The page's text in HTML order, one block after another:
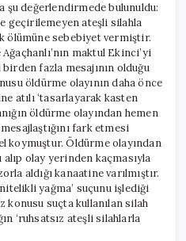
şu değerlendirmede bulunuldu:
geçirilemeyen ateşli silahla
ölümüne sebebiyet vermiştir.
maktul Ekinci’yi
fazla mesajının olduğu
öldürme olayının daha önce
atılı ‘tasarlayarak kasten
öldürme olayından hemen
fark etmesi
koymuştur. Öldürme olayından
olay yerinden kaçmasıyla
aldığı kanaatine varılmıştır.
yağma’ suçunu işlediği
konusu suçta kullanılan silah
‘ruhsatsız ateşli silahlarla